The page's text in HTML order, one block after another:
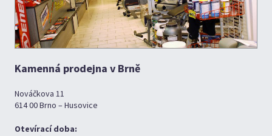
Kamenná prodejna v Brně
Nováčkova 11
614 00 Brno – Husovice
Otevírací doba: